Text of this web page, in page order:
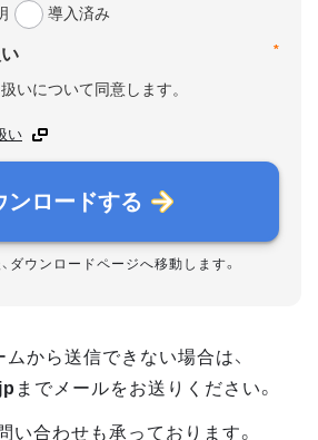
導入済み
*
いについて同意します。
い
ンロードする
ダウンロードページへ移動します。
から送信できない場合は、
までメールをお送りください。
い合わせも承っております。